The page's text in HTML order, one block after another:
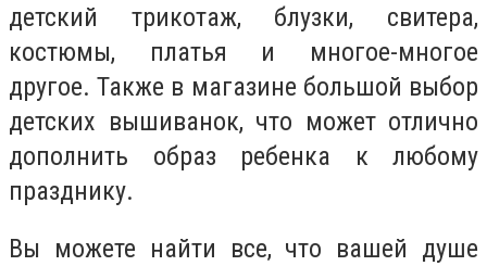
детский трикотаж, блузки, свитера,
костюмы, платья и многое-многое
другое. Также в магазине большой выбор
детских вышиванок, что может отлично
дополнить образ ребенка к любому
празднику.
Вы можете найти все, что вашей душе